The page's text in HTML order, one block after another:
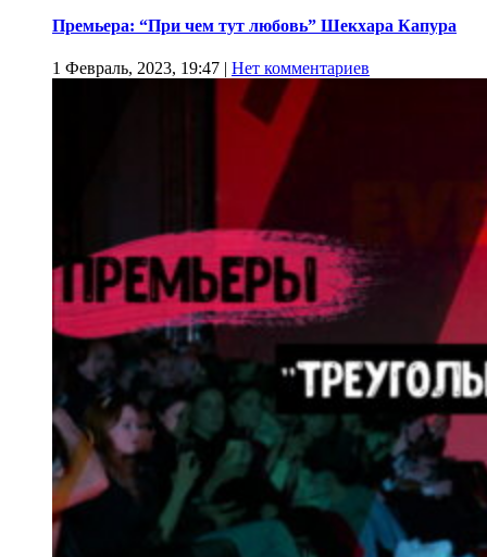
Премьера: “При чем тут любовь” Шекхара Капура
1 Февраль, 2023, 19:47 | Нет комментариев